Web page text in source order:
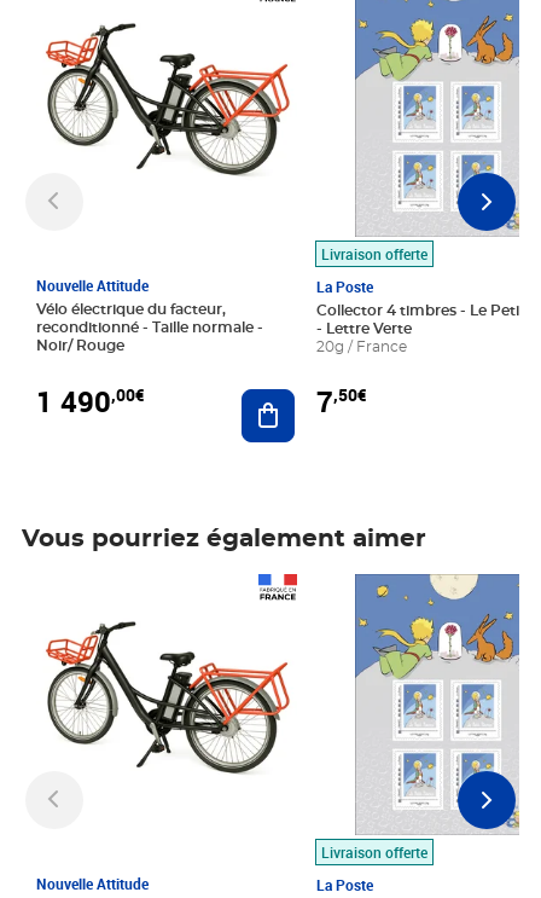
Nouvelle Attitude
Vélo électrique du facteur,
reconditionné - Taille normale -
Noir/ Rouge
1 490,00€ Ajouter au panier
Livraison offerte
La Poste
Collector 4 timbres - Le Petit
- Lettre Verte
20g / France
7,50€
Vous pourriez également aimer
Nouvelle Attitude
Livraison offerte
La Poste
Prix 7,50€